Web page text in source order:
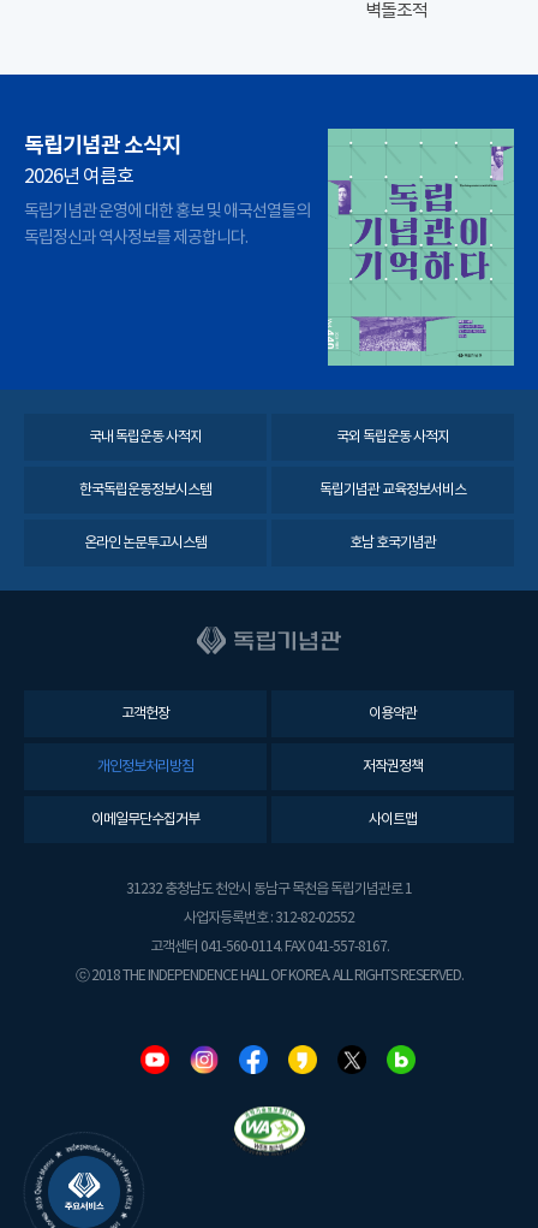
벽돌조적
독립기념관 소식지
2026년 여름호
독립기념관 운영에 대한 홍보 및 애국선열들의
독립정신과 역사정보를 제공합니다.
국내 독립운동 사적지 국외 독립운동 사적지
한국독립운동정보시스템 독립기념관 교육정보서비스
온라인 논문투고시스템 호남 호국기념관
고객헌장 이용약관
개인정보처리방침 저작권정책
이메일무단수집거부 사이트맵
31232 충청남도 천안시 동남구 목천읍 독립기념관로 1
사업자등록번호 : 312-82-02552
고객센터 041-560-0114. FAX 041-557-8167.
ⓒ 2018 THE INDEPENDENCE HALL OF KOREA. ALL RIGHTS RESERVED.